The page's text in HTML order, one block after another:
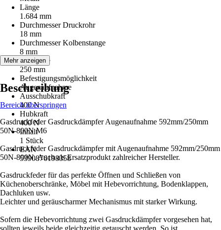
Länge
1.684 mm
Durchmesser Druckrohr
18 mm
Durchmesser Kolbenstange
8 mm
Hublänge
250 mm
Befestigungsmöglichkeit
Augenaufnahme
Ausschubkraft
400 N
Hubkraft
400 N
Inhalt
1 Stück
EAN
5390876198358
Mehr anzeigen
Beschreibung
Bereich überspringen
Gasdruckfeder Gasdruckdämpfer Augenaufnahme 592mm/250mm
50N-800N M6
Gasdruckfeder Gasdruckdämpfer mit Augenaufnahme 592mm/250mm
50N-800N. Auch als Ersatzprodukt zahlreicher Hersteller.
Gasdruckfeder für das perfekte Öffnen und Schließen von
Küchenoberschränke, Möbel mit Hebevorrichtung, Bodenklappen,
Dachluken usw.
Leichter und geräuscharmer Mechanismus mit starker Wirkung.
Sofern die Hebevorrichtung zwei Gasdruckdämpfer vorgesehen hat,
sollten jeweils beide gleichzeitig getauscht werden. So ist